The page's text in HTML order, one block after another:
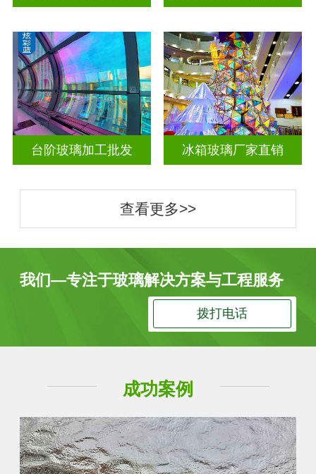
台阶玻璃加工批发 冰箱玻璃厂家直销
查看更多>>
我们—专注于玻璃解决方案与工程服务
拨打电话
成功案例